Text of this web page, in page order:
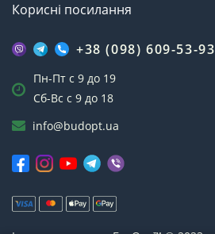
Корисні посилання
+38 (098) 609-53-93
Пн-Пт с 9 до 19
Сб-Вс с 9 до 18
info@budopt.ua